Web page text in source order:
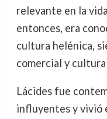
relevante en la
entonces, era
cultura helénica,
comercial y
Lácides fue
influyentes y vivió